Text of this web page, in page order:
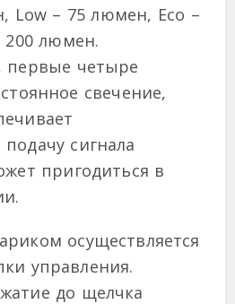
Low – 75 люмен, Eco –
200 люмен.
первые четыре
свечение,
сигнала
пригодиться в
осуществляется
управления.
до щелчка